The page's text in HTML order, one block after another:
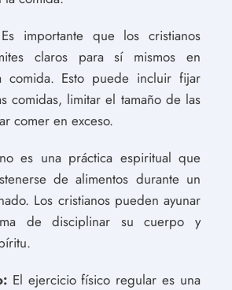
importante que los cristianos
claros para sí mismos en
comida. Esto puede incluir fijar
comidas, limitar el tamaño de las
comer en exceso.
es una práctica espiritual que
de alimentos durante un
Los cristianos pueden ayunar
de disciplinar su cuerpo y
El ejercicio físico regular es una